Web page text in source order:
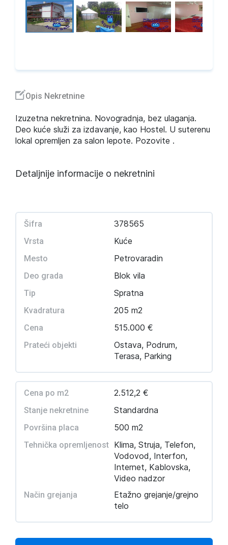
Opis Nekretnine
Izuzetna nekretnina. Novogradnja, bez ulaganja.
Deo kuće služi za izdavanje, kao Hostel. U suterenu
lokal opremljen za salon lepote. Pozovite .
Detaljnije informacije o nekretnini
Šifra 378565
Vrsta Kuće
Mesto Petrovaradin
Deo grada Blok vila
Tip Spratna
Kvadratura 205 m2
Cena 515.000 €
Prateći objekti
Ostava, Podrum,
Terasa, Parking
Cena po m2 2.512,2 €
Stanje nekretnine Standardna
Površina placa 500 m2
Tehnička opremljenost Klima, Struja, Telefon,
Vodovod, Interfon,
Internet, Kablovska,
Video nadzor
Način grejanja
Etažno grejanje/grejno
telo